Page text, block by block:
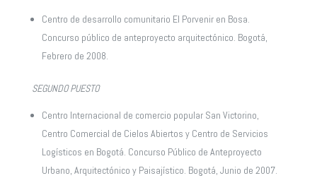
Centro de desarrollo comunitario El Porvenir en Bosa.
Concurso público de anteproyecto arquitectónico. Bogotá,
Febrero de 2008.
SEGUNDO PUESTO
Centro Internacional de comercio popular San Victorino,
Centro Comercial de Cielos Abiertos y Centro de Servicios
Logísticos en Bogotá. Concurso Público de Anteproyecto
Urbano, Arquitectónico y Paisajístico. Bogotá, Junio de 2007.